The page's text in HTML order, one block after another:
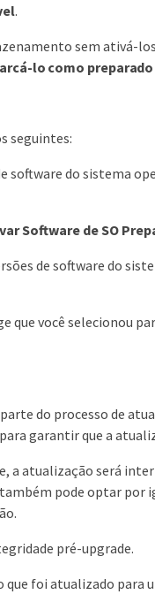
.
sem ativá-
lo como
seguintes:
software do sistema
Software de SO
de software do
que você selecionou
do processo de
garantir que a
a atualização será
pode optar por
pré-upgrade.
foi atualizado para